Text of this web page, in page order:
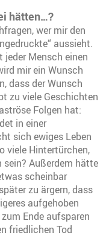
hätten…?
wer mir den
aussieht.
Mensch einen
mir ein Wunsch
dass der Wunsch
zu viele Geschichten
Folgen hat:
in einer
sich ewiges Leben
viele Hintertürchen,
Außerdem hätte
scheinbar
zu ärgern, dass
aufgehoben
Ende aufsparen
friedlichen Tod